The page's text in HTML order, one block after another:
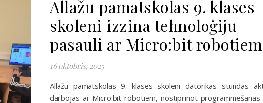
Allažu pamatskolas 9. klases
skolēni izzina tehnoloģiju
pasauli ar Micro:bit robotiem
16 oktobris, 2025
Allažu pamatskolas 9. klases skolēni datorikas stundās
darbojas ar Micro:bit robotiem, nostiprinot programmēšanas